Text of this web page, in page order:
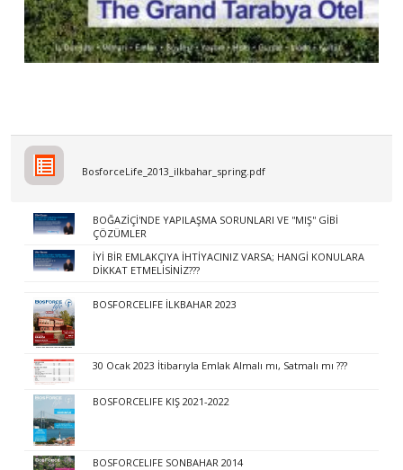
BosforceLife_2013_ilkbahar_spring.pdf
BOĞAZİÇİ'NDE YAPILAŞMA SORUNLARI VE ''MIŞ'' GİBİ
ÇÖZÜMLER
İYİ BİR EMLAKÇIYA İHTİYACINIZ VARSA; HANGİ KONULARA
DİKKAT ETMELİSİNİZ???
BOSFORCELIFE İLKBAHAR 2023
30 Ocak 2023 İtibarıyla Emlak Almalı mı, Satmalı mı ???
BOSFORCELIFE KIŞ 2021-2022
BOSFORCELIFE SONBAHAR 2014